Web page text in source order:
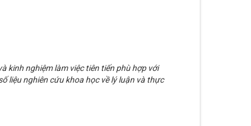
kinh nghiệm làm việc tiên tiến phù hợp với
liệu nghiên cứu khoa học về lý luận và thực